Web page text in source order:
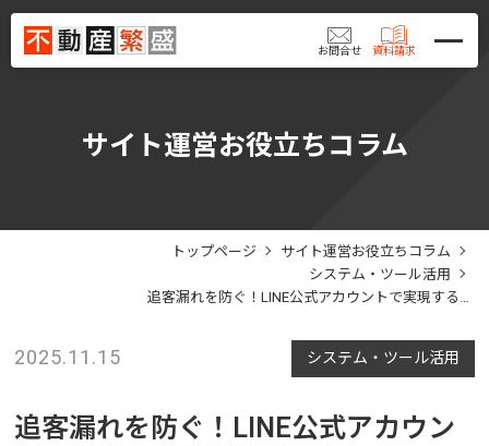
お問合せ 資料請求
サイト運営お役立ちコラム
トップページ
サイト運営お役立ちコラム
システム・ツール活用
追客漏れを防ぐ！LINE公式アカウントで実現する自動追客の考え方
2025.11.15 システム・ツール活用
追客漏れを防ぐ！LINE公式アカウン